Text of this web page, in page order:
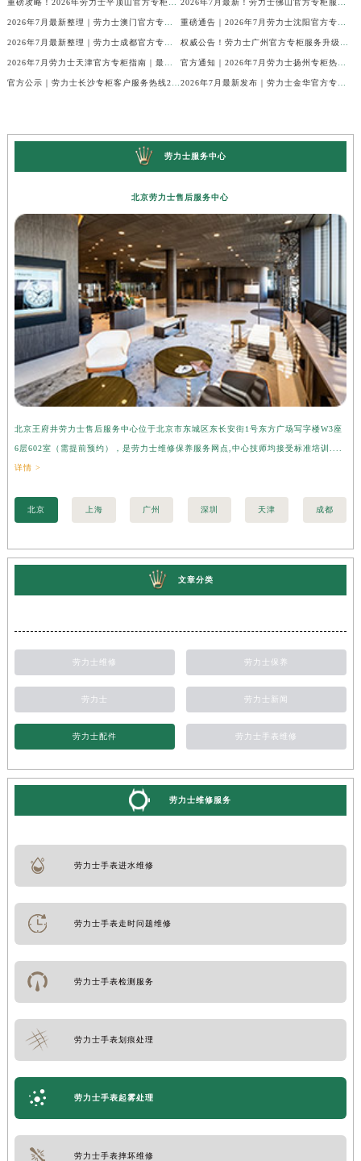
劳力士服务中心
北京劳力士售后服务中心
北京王府井劳力士售后服务中心位于北京市东城区东长安街1号东方广场写字楼W3座
6层602室（需提前预约），是劳力士维修保养服务网点,中心技师均接受标准培训....
详情 >
北京 上海 广州 深圳 天津 成都
文章分类
劳力士维修 劳力士保养
劳力士 劳力士新闻
劳力士配件 劳力士手表维修
劳力士维修服务
劳力士手表进水维修
劳力士手表走时问题维修
劳力士手表检测服务
劳力士手表划痕处理
劳力士手表起雾处理
劳力士手表摔坏维修